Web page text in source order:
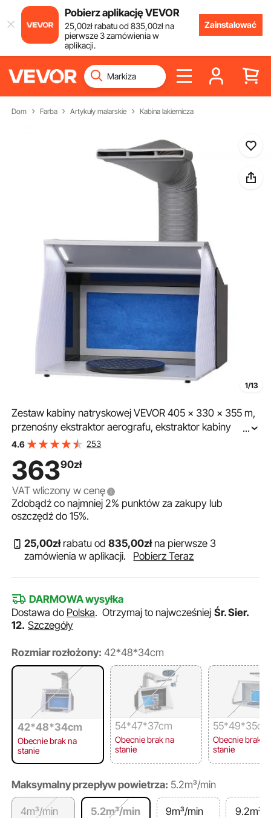
Pobierz aplikację VEVOR
25,00złrabatu od835,00złna
pierwsze 3 zamówienia w
aplikacji.
Zainstalować
Dom Farba Artykuły malarskie Kabina lakiernicza
1/13
Zestaw kabiny natryskowej VEVOR 405 x 330 x 355 m,
przenośny ekstraktor aerografu, ekstraktor kabiny
natryskowej 5,2 m³/min z dwoma wentylatorami do
...
4.6 253
36390zł
VAT wliczony w cenę
Zdobądź co najmniej2% punktów za zakupy lub
oszczędź do15%.
25,00złrabatu od835,00złna pierwsze 3
zamówienia w aplikacji.
Pobierz Teraz
DARMOWA wysyłka
Dostawa do Polska.Otrzymaj to najwcześniej Śr. Sier.
12. Szczegóły
Rozmiar rozłożony: 42*48*34cm
42*48*34cm
Obecnie brak na
stanie
54*47*37cm
Obecnie brak na
stanie
55*49*35cm
Obecnie brak
stanie
Maksymalny przepływ powietrza: 5.2m³/min
4m³/min 5.2m³/min 9m³/min 9.2m³/